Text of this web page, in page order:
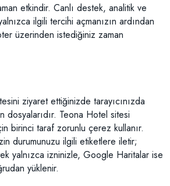
etkindir. Canlı destek, analitik ve
ilgili tercihi açmanızın ardından
üzerinden istediğiniz zaman
ziyaret ettiğinizde tarayıcınızda
dosyalarıdır. Teona Hotel sitesi
birinci taraf zorunlu çerez kullanır.
durumunuzu ilgili etiketlere iletir;
yalnızca izninizle, Google Haritalar ise
yüklenir.